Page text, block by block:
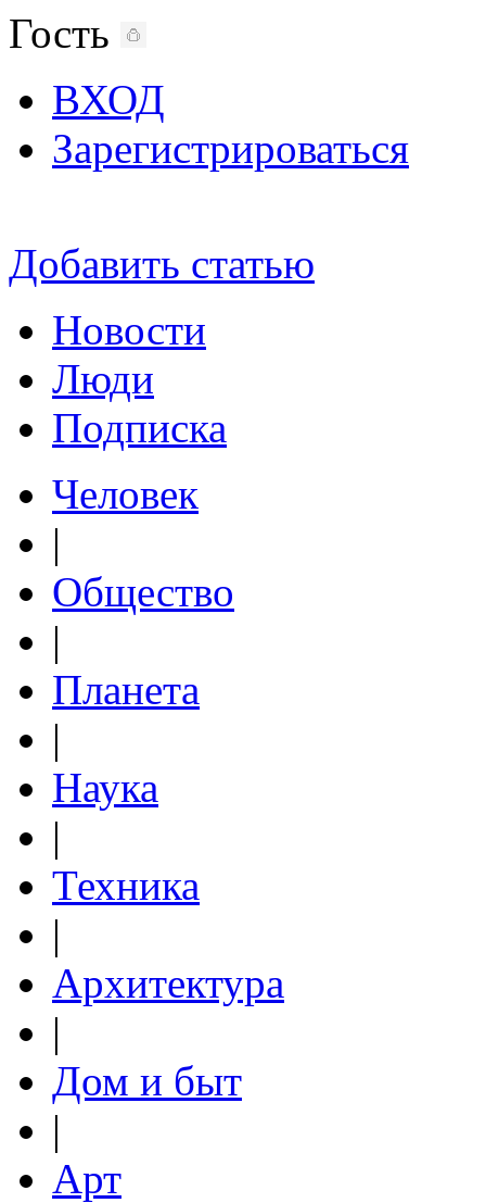
Гость
ВХОД
Зарегистрироваться
Добавить статью
Новости
Люди
Подписка
Человек
|
Общество
|
Планета
|
Наука
|
Техника
|
Архитектура
|
Дом и быт
|
Арт